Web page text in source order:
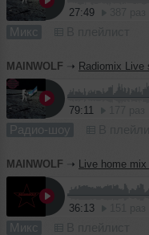
27:49
Микс
MAINWOLF ➝ Radiomix Live
79:11
Радио-шоу
MAINWOLF ➝ Live home
36:13
Микс